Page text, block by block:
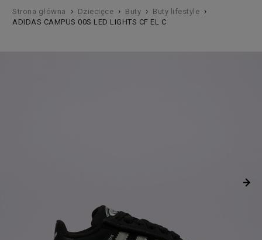
Strona główna › Dziecięce › Buty › Buty lifestyle ›
ADIDAS CAMPUS 00S LED LIGHTS CF EL C